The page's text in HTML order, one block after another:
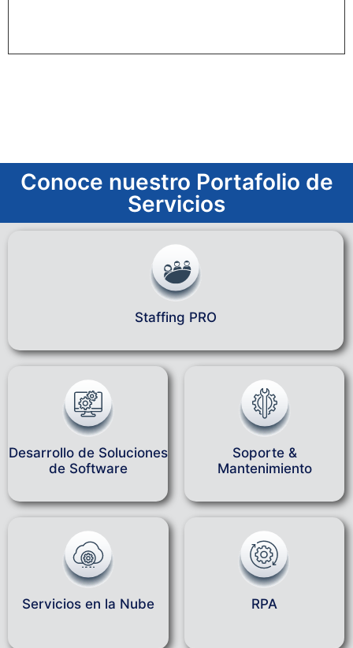
Conoce nuestro Portafolio de
Servicios
Staffing PRO
Desarrollo de Soluciones
de Software
Soporte &
Mantenimiento
Servicios en la Nube RPA